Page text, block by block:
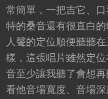
常簡單，一把吉它、
特的桑音還有很直白
人聲的定位順便聽聽
樣，這張唱片雖然定
音至少讓我聽了會想
看他音場寬度、音場